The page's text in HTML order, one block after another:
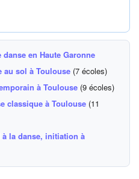
danse en Haute Garonne
au sol à Toulouse (7 écoles)
à Toulouse (9 écoles)
classique à Toulouse (11
la danse, initiation à